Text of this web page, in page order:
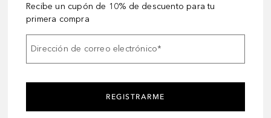
Recibe un cupón de 10% de descuento para tu
primera compra
Dirección de correo electrónico*
REGISTRARME